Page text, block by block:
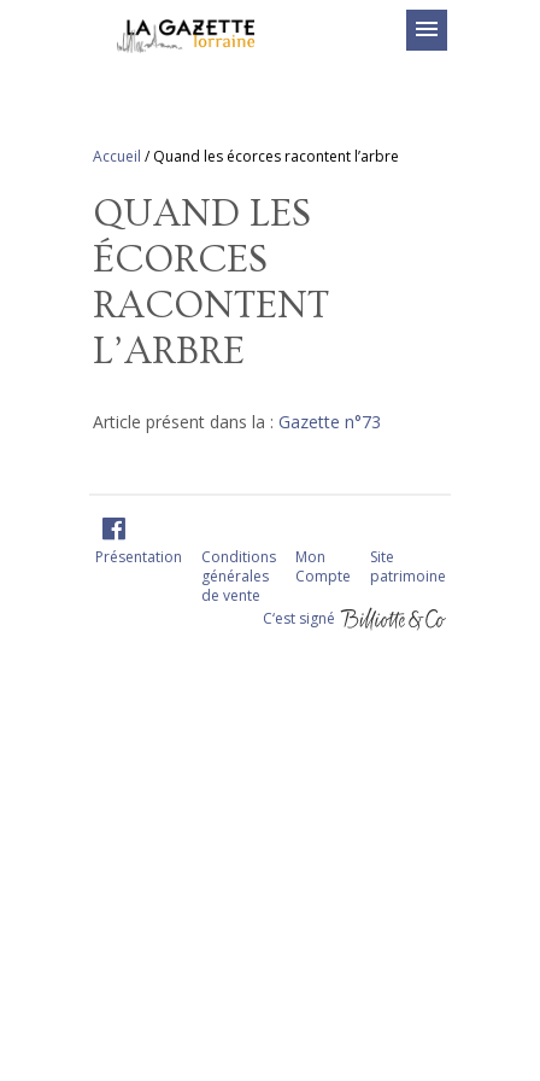
menu
Accueil /Quand les écorces racontent l’arbre
QUAND LES
ÉCORCES
RACONTENT
L’ARBRE
Article présent dans la : Gazette n°73
Présentation
Conditions
générales
de vente
Mon
Compte
Site
patrimoine
C‘est signé